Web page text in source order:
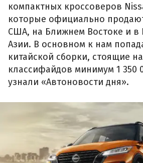
компактных кроссоверов
которые официально
США, на Ближнем Востоке и в
Азии. В основном к нам
китайской сборки, стоящие
классифайдов минимум 1 350
узнали «Автоновости дня».